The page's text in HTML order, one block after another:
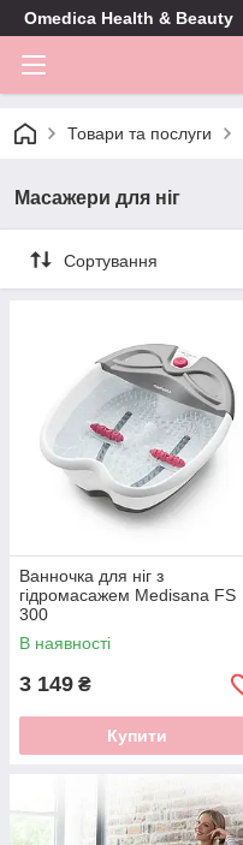
Omedica Health & Beauty
Товари та послуги
Масажери для ніг
Сортування
Ванночка для ніг з
гідромасажем Medisana FS
300
В наявності
3 149 ₴
Купити